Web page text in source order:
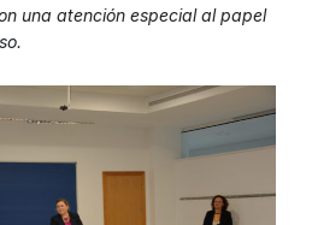
una atención especial al papel